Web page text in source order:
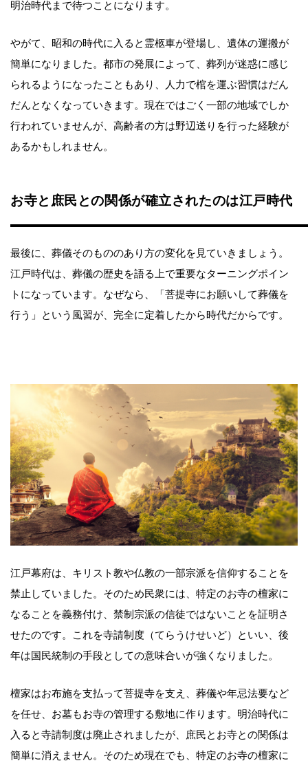
明治時代まで待つことになります。
やがて、昭和の時代に入ると霊柩車が登場し、遺体の運搬が
簡単になりました。都市の発展によって、葬列が迷惑に感じ
られるようになったこともあり、人力で棺を運ぶ習慣はだん
だんとなくなっていきます。現在ではごく一部の地域でしか
行われていませんが、高齢者の方は野辺送りを行った経験が
あるかもしれません。
お寺と庶民との関係が確立されたのは江戸時代
最後に、葬儀そのもののあり方の変化を見ていきましょう。
江戸時代は、葬儀の歴史を語る上で重要なターニングポイン
トになっています。なぜなら、「菩提寺にお願いして葬儀を
行う」という風習が、完全に定着したから時代だからです。
江戸幕府は、キリスト教や仏教の一部宗派を信仰することを
禁止していました。そのため民衆には、特定のお寺の檀家に
なることを義務付け、禁制宗派の信徒ではないことを証明さ
せたのです。これを寺請制度（てらうけせいど）といい、後
年は国民統制の手段としての意味合いが強くなりました。
檀家はお布施を支払って菩提寺を支え、葬儀や年忌法要など
を任せ、お墓もお寺の管理する敷地に作ります。明治時代に
入ると寺請制度は廃止されましたが、庶民とお寺との関係は
簡単に消えません。そのため現在でも、特定のお寺の檀家に